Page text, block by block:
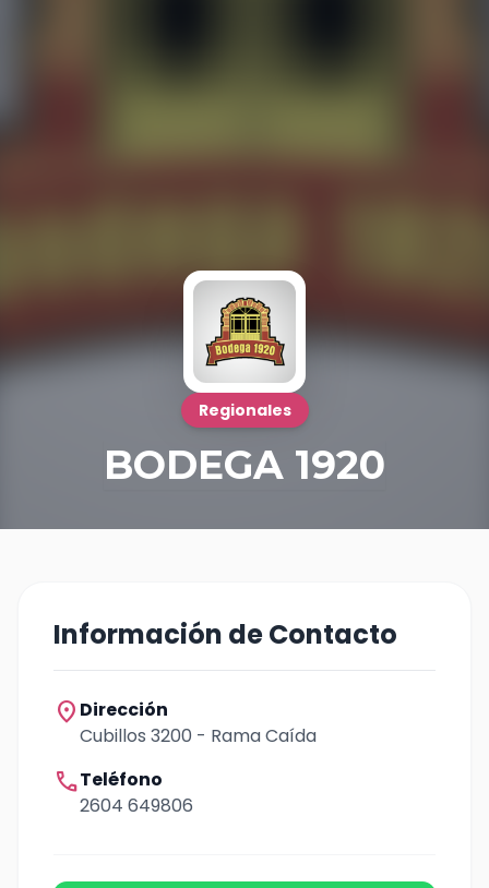
Regionales
BODEGA 1920
Información de Contacto
location_on Dirección
Cubillos 3200 - Rama Caída
callTeléfono
2604 649806